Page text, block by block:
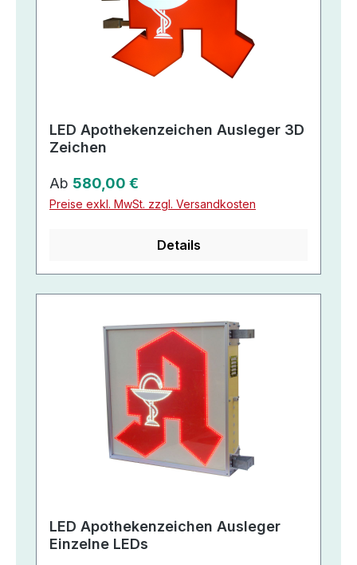
LED Apothekenzeichen Ausleger 3D
Zeichen
Regulärer Preis:
Ab 580,00 €
Preise exkl. MwSt. zzgl. Versandkosten
Details
LED Apothekenzeichen Ausleger
Einzelne LEDs